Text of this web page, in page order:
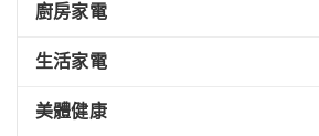
廚房家電
生活家電
美體健康